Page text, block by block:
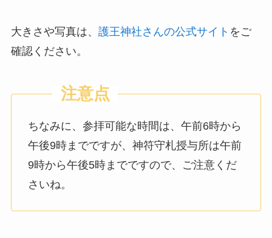
大きさや写真は、 護王神社さんの公式サイト をご
確認ください。
ちなみに、参拝可能な時間は、午前6時から
午後9時までですが、神符守札授与所は午前
9時から午後5時までですので、ご注意くだ
さいね。